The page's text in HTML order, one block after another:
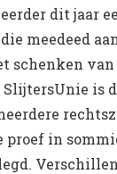
dit jaar
meedeed
schenken
is
proef in